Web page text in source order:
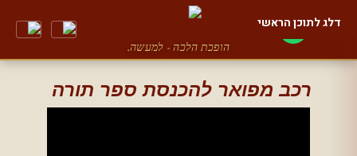
דלג לתוכן הראשי
הופכת הלכה - למעשה.
רכב מפואר להכנסת ספר תורה